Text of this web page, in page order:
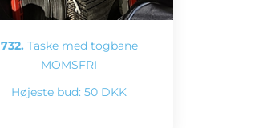
732. Taske med togbane
MOMSFRI
Højeste bud: 50 DKK